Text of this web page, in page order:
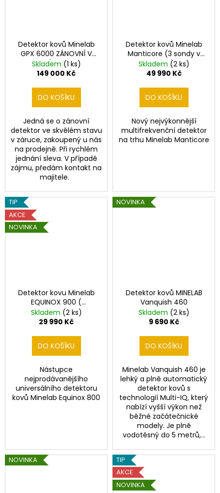
á
c
h
o
d
n
í
h
Detektor kovů Minelab
GPX 6000 ZÁNOVNÍ V
ZÁRUCE
Skladem (1 ks)
149 000 Kč
DO KOŠÍKU
Jedná se o zánovní
detektor ve skvělém stavu
v záruce, zakoupený u nás
na prodejně. Při rychlém
jednání sleva. V případě
zájmu, předám kontakt na
majitele.
Detektor kovů Minelab
Manticore (3 sondy v
ceně)
Skladem (2 ks)
49 990 Kč
DO KOŠÍKU
Nový nejvýkonnější
multifrekvenční detektor
na trhu Minelab Manticore
TIP
AKCE
NOVINKA
Detektor kovu Minelab
EQUINOX 900 (
Dohledávačka Minelab
PRO-FIND 40 ZDARMA)
Skladem (2 ks)
29 990 Kč
DO KOŠÍKU
Nástupce
nejprodávanějšího
universálního detektoru
kovů Minelab Equinox 800
NOVINKA
Detektor kovů MINELAB
Vanquish 460
Skladem (2 ks)
9 690 Kč
DO KOŠÍKU
Minelab Vanquish 460 je
lehký a plně automatický
detektor kovů s
technologií Multi-IQ, který
nabízí vyšší výkon než
běžné začátečnické
modely. Je plně
vodotěsný do 5 metrů,...
NOVINKA
TIP
AKCE
NOVINKA
D
o
o
r
u
č
u
DETEKTOR